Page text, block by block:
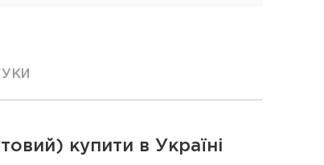
купити в Україні